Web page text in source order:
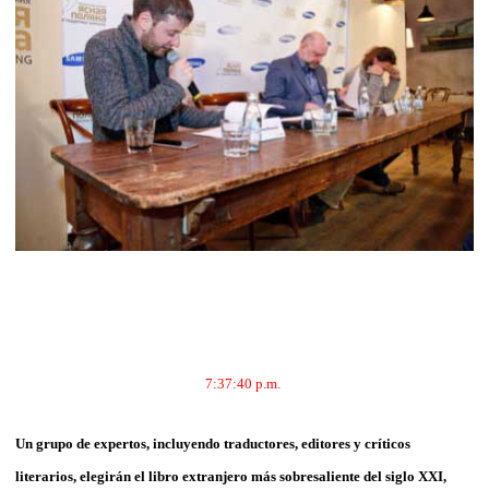
7:37:40 p.m.
Un grupo de expertos, incluyendo traductores, editores y críticos
literarios, elegirán el libro extranjero más sobresaliente del siglo XXI,